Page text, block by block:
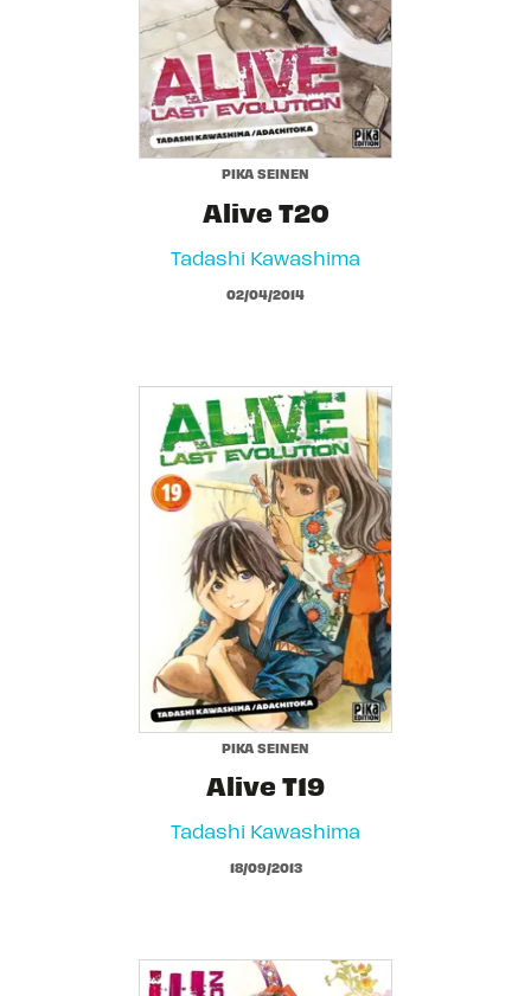
PIKA SEINEN
Alive T20
Tadashi Kawashima
02/04/2014
PIKA SEINEN
Alive T19
Tadashi Kawashima
18/09/2013